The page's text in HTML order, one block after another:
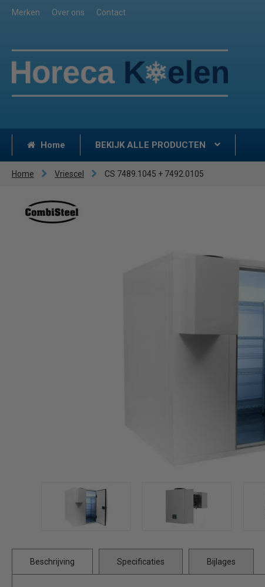
Merken Over ons Contact
Home BEKIJK ALLE PRODUCTEN
Home Vriescel CS 7489.1045 + 7492.0105
Beschrijving Specificaties Bijlages